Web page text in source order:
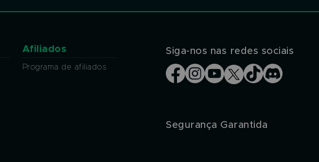
Afiliados
Programa de afiliados
Siga-nos nas redes sociais
Segurança Garantida